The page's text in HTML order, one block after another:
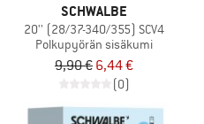
TR
SCHWALBE
20'' (28/37-340/355) SCV4
Polkupyörän sisäkumi
9,90 € 6,44 €
(0)